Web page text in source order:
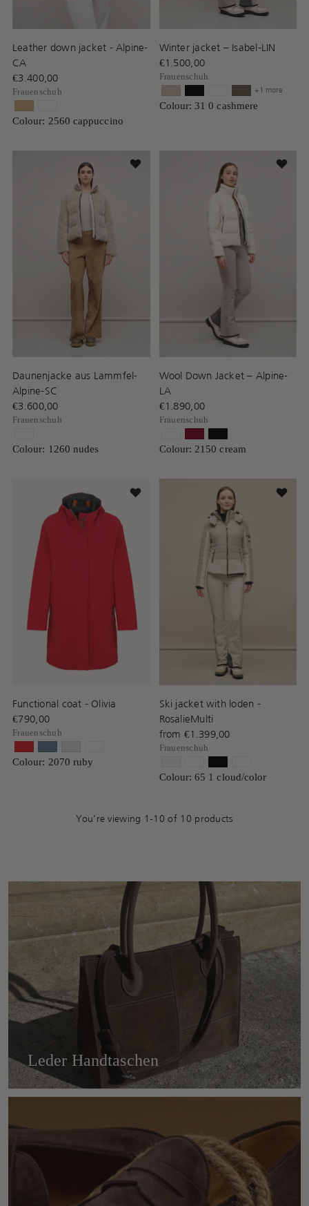
Leather down jacket - Alpine-
CA
€3.400,00
Frauenschuh
Colour: 2560 cappuccino
Winter jacket – Isabel-LIN
€1.500,00
Frauenschuh
+1 more
Colour: 31 0 cashmere
Daunenjacke aus Lammfel-
Alpine-SC
€3.600,00
Frauenschuh
Colour: 1260 nudes
Wool Down Jacket – Alpine-
LA
€1.890,00
Frauenschuh
Colour: 2150 cream
Functional coat - Olivia
€790,00
Frauenschuh
Colour: 2070 ruby
Ski jacket with loden -
RosalieMulti
from €1.399,00
Frauenschuh
Colour: 65 1 cloud/color
You’re viewing 1-10 of 10 products
Leder Handtaschen